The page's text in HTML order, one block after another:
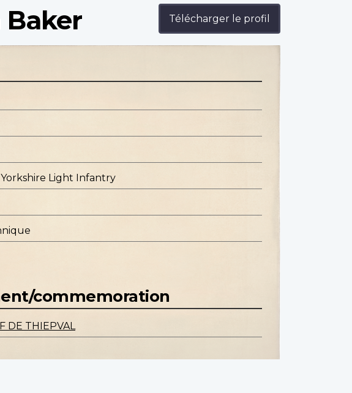
Télécharger le profil
Yorkshire Light Infantry
commemoration
DE THIEPVAL